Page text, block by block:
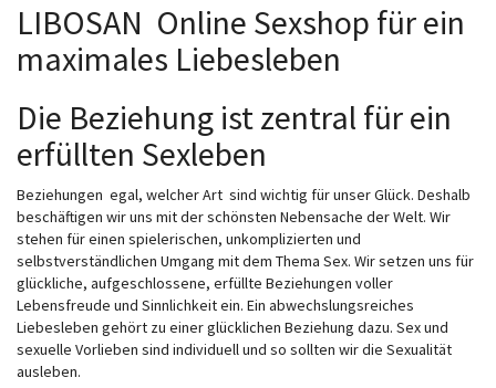
LIBOSAN  Online Sexshop für ein
maximales Liebesleben
Die Beziehung ist zentral für ein
erfüllten Sexleben
Beziehungen  egal, welcher Art  sind wichtig für unser Glück. Deshalb
beschäftigen wir uns mit der schönsten Nebensache der Welt. Wir
stehen für einen spielerischen, unkomplizierten und
selbstverständlichen Umgang mit dem Thema Sex. Wir setzen uns für
glückliche, aufgeschlossene, erfüllte Beziehungen voller
Lebensfreude und Sinnlichkeit ein. Ein abwechslungsreiches
Liebesleben gehört zu einer glücklichen Beziehung dazu. Sex und
sexuelle Vorlieben sind individuell und so sollten wir die Sexualität
ausleben.